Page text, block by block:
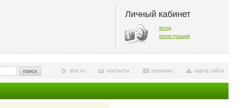
Личный кабинет
вход
регистрация
поиск карта сайта
реклама
контакты
etur.ru